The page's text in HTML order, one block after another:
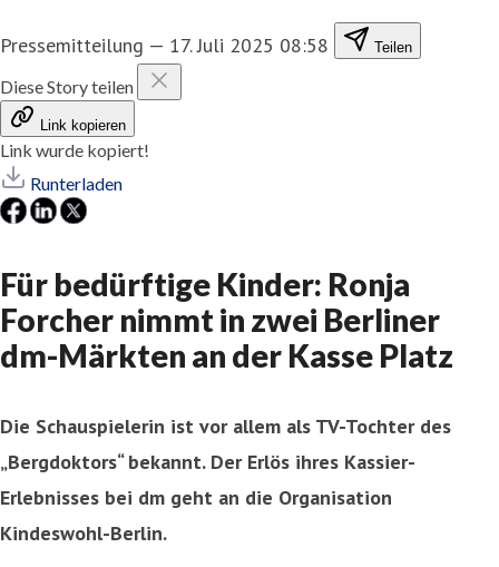
Pressemitteilung — 17. Juli 2025 08:58 Teilen
Diese Story teilen
Link kopieren
Link wurde kopiert!
Runterladen
Für bedürftige Kinder: Ronja
Forcher nimmt in zwei Berliner
dm-Märkten an der Kasse Platz
Die Schauspielerin ist vor allem als TV-Tochter des
„Bergdoktors“ bekannt. Der Erlös ihres Kassier-
Erlebnisses bei dm geht an die Organisation
Kindeswohl-Berlin.